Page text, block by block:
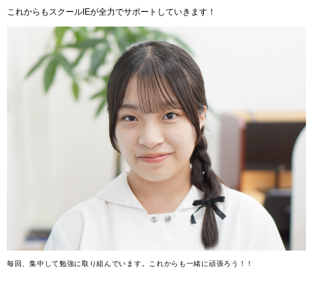
毎回、集中して勉強に取り組んでいます。これからも一緒に頑張ろう！！
これからもスクールIEが全力でサポートしていきます！